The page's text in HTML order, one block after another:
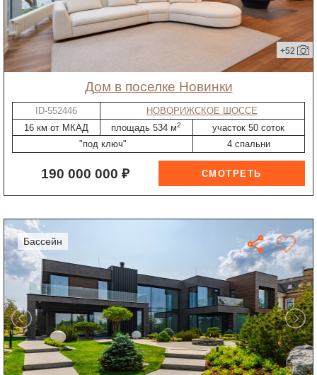
+52
дом в поселке Новинки
ID-552446
НОВОРИЖСКОЕ ШОССЕ
16 км от МКАД
площадь 534 м2
участок 50 соток
"под ключ"
4 спальни
190 000 000 ₽
бассейн